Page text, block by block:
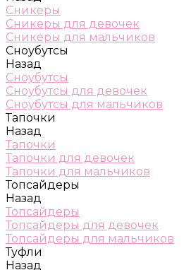
Сникеры
Сникеры для девочек
Сникеры для мальчиков
Сноубутсы
Назад
Сноубутсы
Сноубутсы для девочек
Сноубутсы для мальчиков
Тапочки
Назад
Тапочки
Тапочки для девочек
Тапочки для мальчиков
Топсайдеры
Назад
Топсайдеры
Топсайдеры для девочек
Топсайдеры для мальчиков
Туфли
Назад